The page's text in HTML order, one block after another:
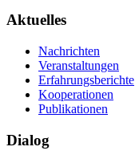
Aktuelles
Nachrichten
Veranstaltungen
Erfahrungsberichte
Kooperationen
Publikationen
Dialog